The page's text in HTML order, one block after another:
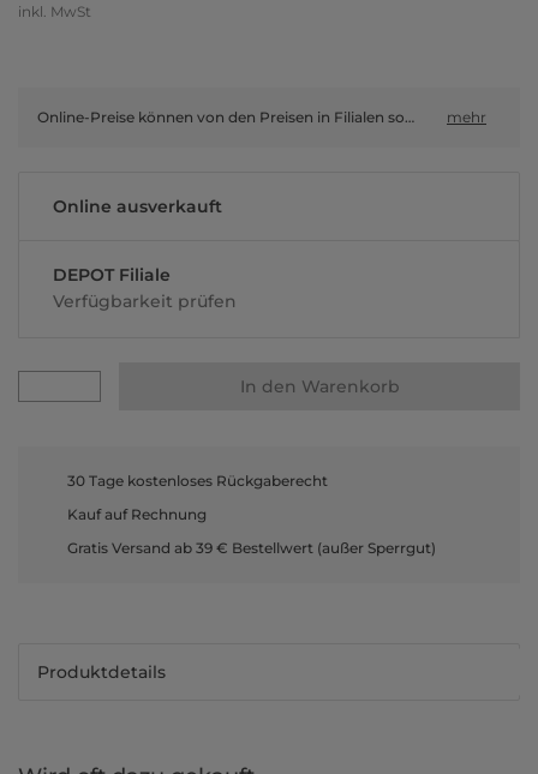
inkl. MwSt
Online-Preise können von den Preisen in Filialen sowie Shop-in-Shop-Flächen abweichen. mehr
Online ausverkauft
DEPOT Filiale
Verfügbarkeit prüfen
In den Warenkorb
30 Tage kostenloses Rückgaberecht
Kauf auf Rechnung
Gratis Versand ab 39 € Bestellwert (außer Sperrgut)
Produktdetails